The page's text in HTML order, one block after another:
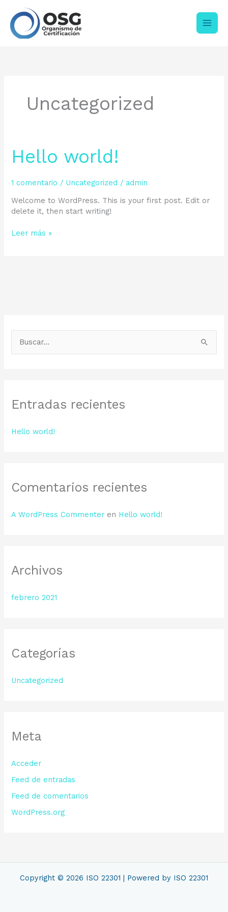
contenido
Main
Uncategorized
Hello world!
1 comentario / Uncategorized / admin
Welcome to WordPress. This is your first post. Edit or
delete it, then start writing!
Hello
world!
Leer más »
a
p
Entradas recientes
Hello world!
Comentarios recientes
A WordPress Commenter en Hello world!
Archivos
febrero 2021
Categorías
Uncategorized
Meta
Acceder
Feed de entradas
Feed de comentarios
WordPress.org
Copyright © 2026 ISO 22301 | Powered by ISO 22301